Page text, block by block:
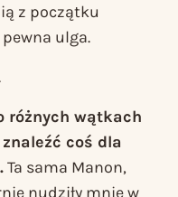
z początku
ulga.
różnych wątkach
coś dla
Ta sama Manon,
nudziły mnie w